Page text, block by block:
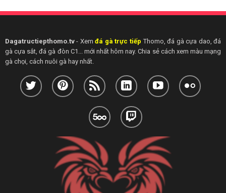
Dagatructiepthomo.tv- Xemđá gà trực tiếp Thomo, đá gà cựa dao, đá
gà cựa sắt, đá gà đòn C1... mới nhất hôm nay. Chia sẻ cách xem màu mạng
gà chọi, cách nuôi gà hay nhất.